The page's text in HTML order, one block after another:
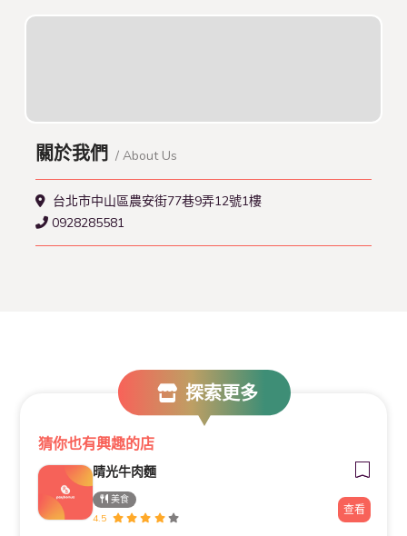
關於我們 / About Us
台北市中山區農安街77巷9弄12號1樓
0928285581
探索更多
猜你也有興趣的店
晴光牛肉麵
美食
4.5
查看